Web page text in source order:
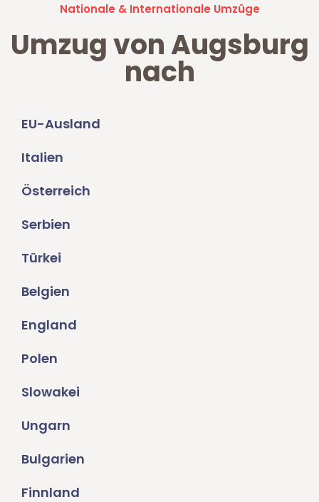
Nationale & Internationale Umzüge
Umzug von Augsburg
nach
EU-Ausland
Italien
Österreich
Serbien
Türkei
Belgien
England
Polen
Slowakei
Ungarn
Bulgarien
Finnland